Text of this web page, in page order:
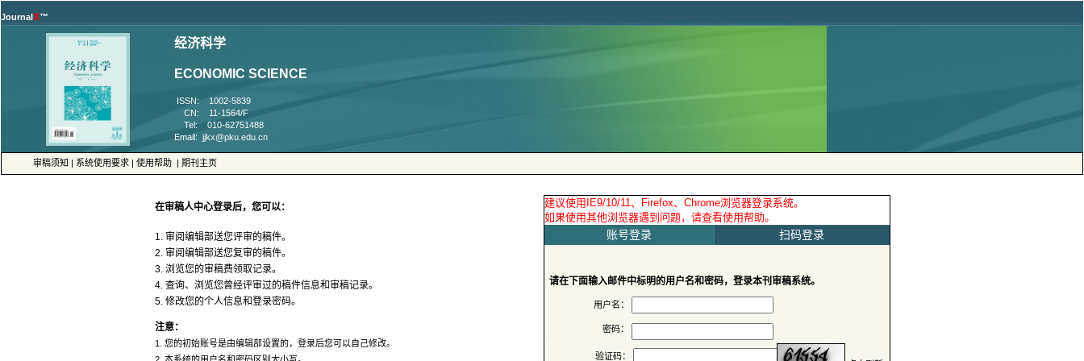
™
ISSN: 1002-5839
CN: 11-1564/F
Tel: 010-62751488
| | |
5. 修改您的个人信息和登录密码。
账号登录 扫码登录
请在下面输入邮件中标明的用户名和密码，登录本刊审稿系统。
用户名：
密码：
验证码：